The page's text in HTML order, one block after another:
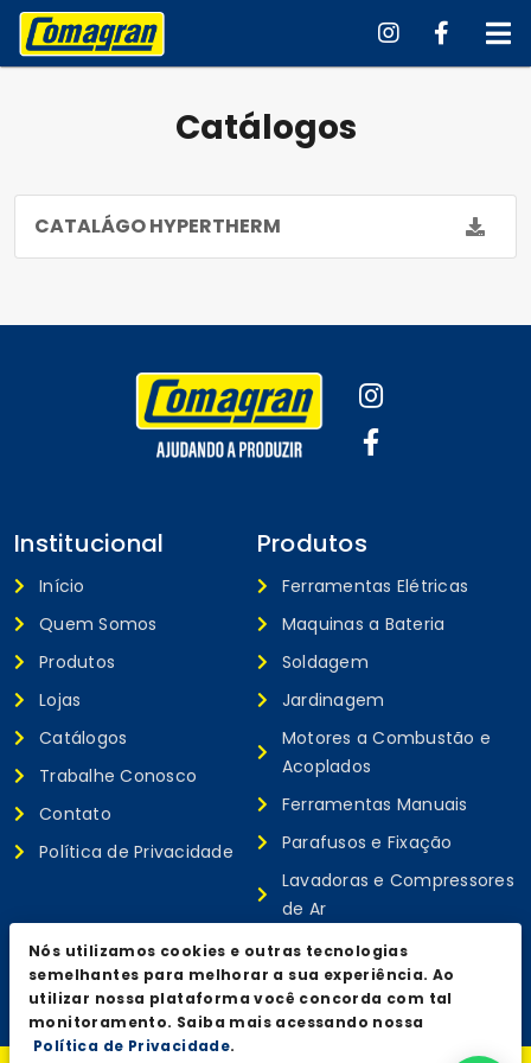
Catálogos
CATALÁGO HYPERTHERM
Institucional
Início
Quem Somos
Produtos
Lojas
Catálogos
Trabalhe Conosco
Contato
Política de Privacidade
Produtos
Ferramentas Elétricas
Maquinas a Bateria
Soldagem
Jardinagem
Motores a Combustão e
Acoplados
Ferramentas Manuais
Parafusos e Fixação
Lavadoras e Compressores
de Ar
Equipamentos de Proteção
Individual (EPI)
Nós utilizamos cookies e outras tecnologias
semelhantes para melhorar a sua experiência. Ao
utilizar nossa plataforma você concorda com tal
monitoramento. Saiba mais acessando nossa
Política de Privacidade.